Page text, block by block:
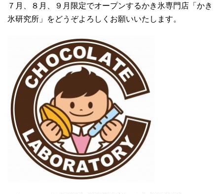
７月、８月、９月限定でオープンするかき氷専門店「かき
氷研究所」をどうぞよろしくお願いいたします。